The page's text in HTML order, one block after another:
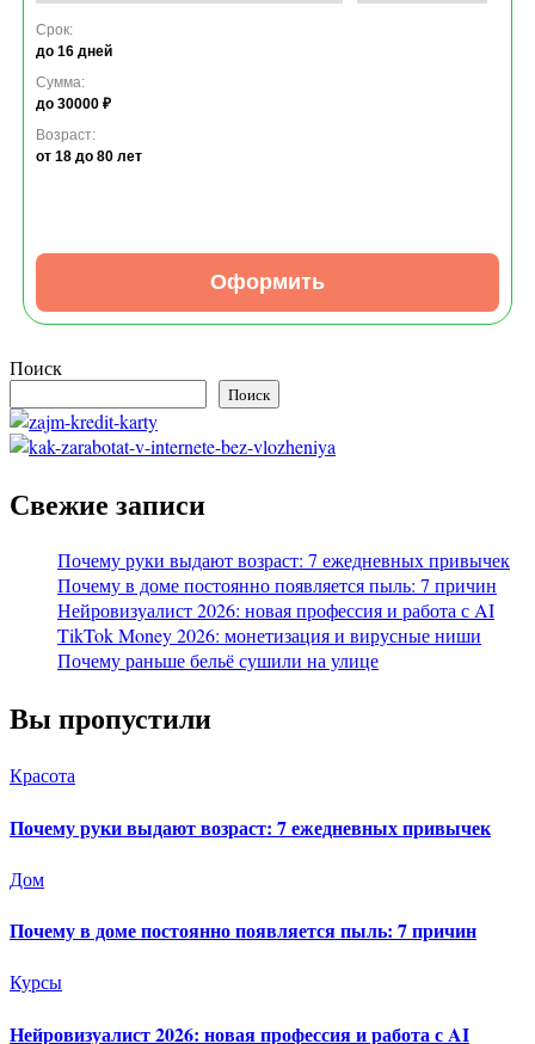
Срок:
до 16 дней
Сумма:
до 30000 ₽
Возраст:
от 18 до 80 лет
Оформить
Поиск
Поиск
Свежие записи
Почему руки выдают возраст: 7 ежедневных привычек
Почему в доме постоянно появляется пыль: 7 причин
Нейровизуалист 2026: новая профессия и работа с AI
TikTok Money 2026: монетизация и вирусные ниши
Почему раньше бельё сушили на улице
Вы пропустили
Красота
Почему руки выдают возраст: 7 ежедневных привычек
Дом
Почему в доме постоянно появляется пыль: 7 причин
Курсы
Нейровизуалист 2026: новая профессия и работа с AI